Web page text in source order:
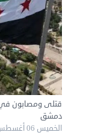
قتلى ومصابون في
دمشق
الخميس 06 أغسطس 2026 08:48 م